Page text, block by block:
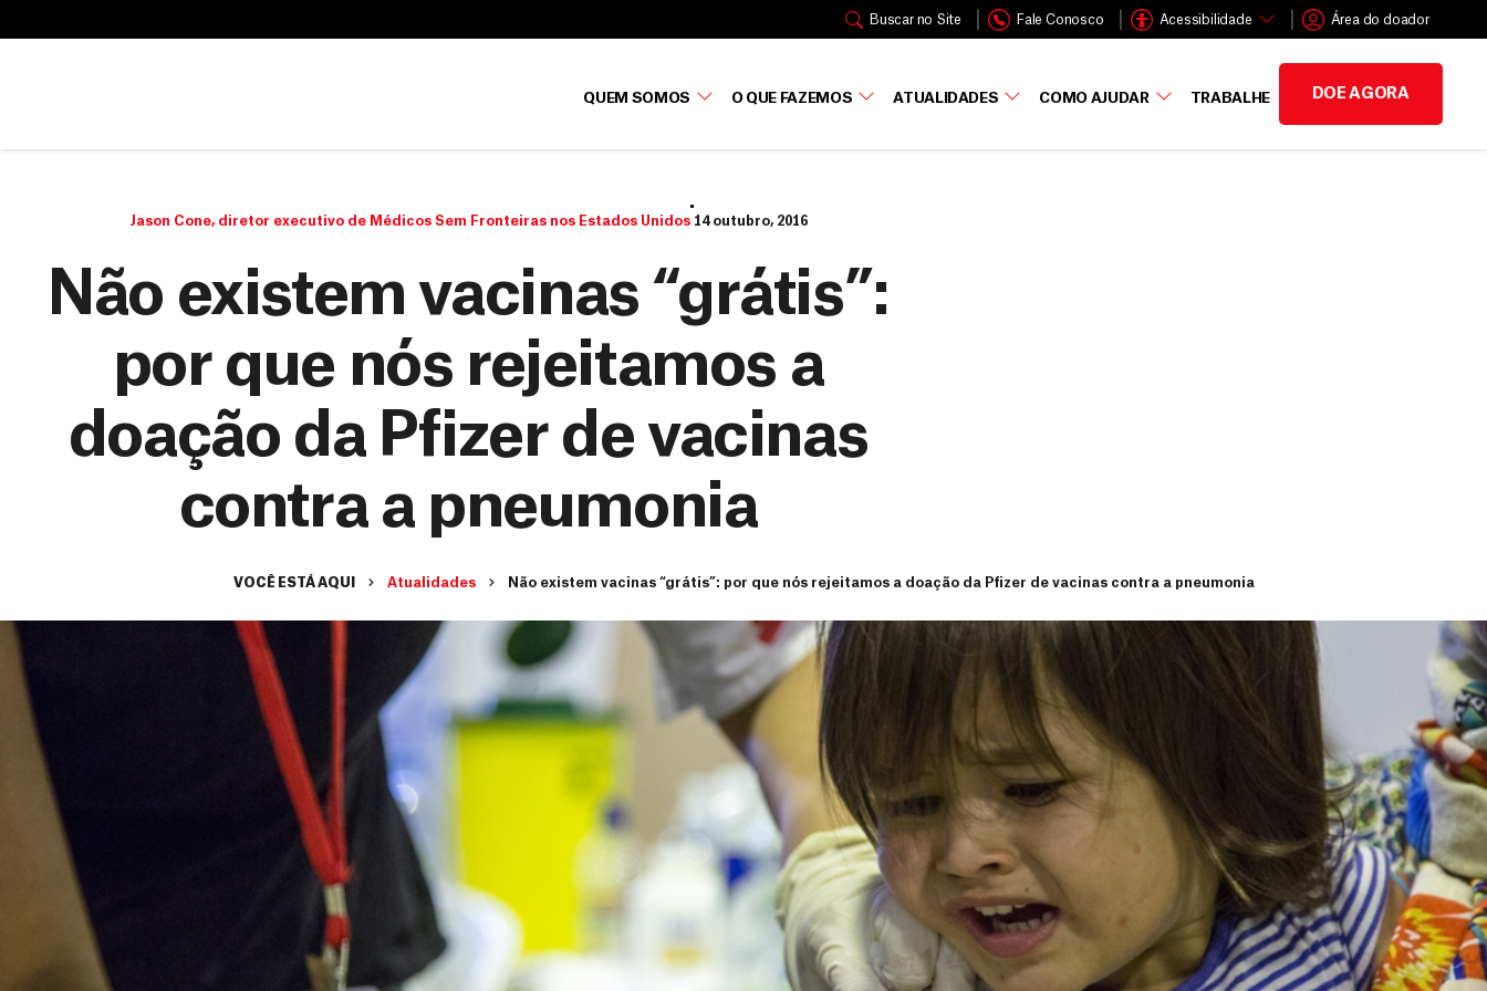
Buscar no Site Fale Conosco Acessibilidade Área do doador
QUEM SOMOS O QUE FAZEMOS ATUALIDADES COMO AJUDAR TRABALHE DOE AGORA
c
r
Jason Cone, diretor executivo de Médicos Sem Fronteiras nos Estados Unidos 14 outubro, 2016
Não existem vacinas “grátis”:
por que nós rejeitamos a
doação da Pfizer de vacinas
contra a pneumonia
VOCÊ ESTÁ AQUI Atualidades Não existem vacinas “grátis”: por que nós rejeitamos a doação da Pfizer de vacinas contra a pneumonia
a